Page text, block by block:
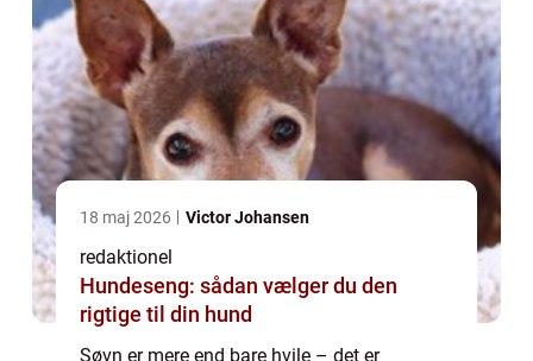
18 maj 2026 Victor Johansen
redaktionel
Hundeseng: sådan vælger du den
rigtige til din hund
Søvn er mere end bare hvile – det er